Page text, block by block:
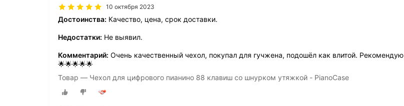
10 октября 2023
Достоинства: Качество, цена, срок доставки.
Недостатки: Не выявил.
Комментарий: Очень качественный чехол, покупал для гучжена, подошёл как влитой. Рекомендую
🌟🌟🌟🌟🌟
Товар — Чехол для цифрового пианино 88 клавиш со шнурком утяжкой - PianoCase